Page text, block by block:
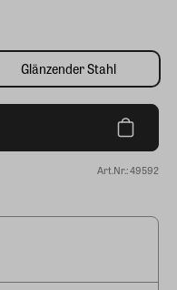
Glänzender Stahl
Art.Nr.: 49592